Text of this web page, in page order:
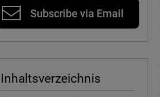
Subscribe via Email
Inhaltsverzeichnis